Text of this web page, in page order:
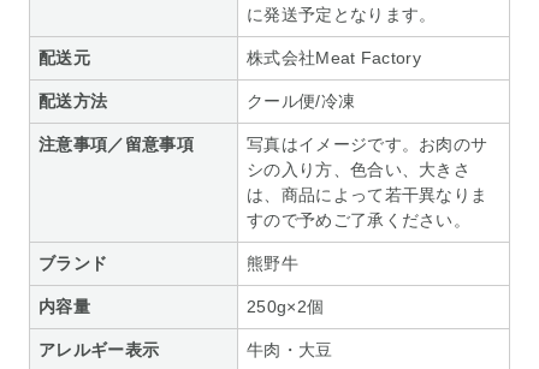
に発送予定となります。
配送元 株式会社Meat Factory
配送方法 クール便/冷凍
注意事項／留意事項
写真はイメージです。お肉のサ
シの入り方、色合い、大きさ
は、商品によって若干異なりま
すので予めご了承ください。
ブランド 熊野牛
内容量 250g×2個
アレルギー表示 牛肉・大豆